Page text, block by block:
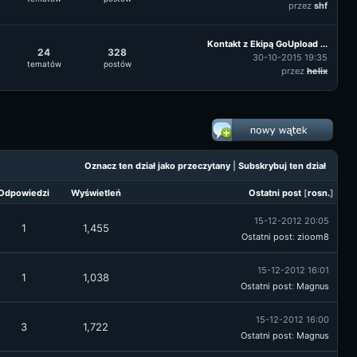
przez shf
24
tematów
328
postów
Kontakt z Ekipą GoUpload ...
30-10-2015 19:35
przez helix
Oznacz ten dział jako przeczytany Subskrybuj ten dział
Wyświetleń Ostatni post [rosn.]
1 1,455
15-12-2012 20:05
Ostatni post: zioom8
1 1,038
15-12-2012 16:01
Ostatni post: Magnus
3 1,722
15-12-2012 16:00
Ostatni post: Magnus